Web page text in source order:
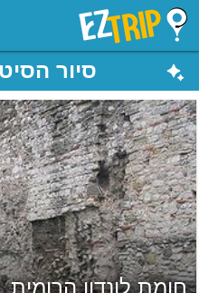
EZTrip
סיור
חומת לונדון הרומית